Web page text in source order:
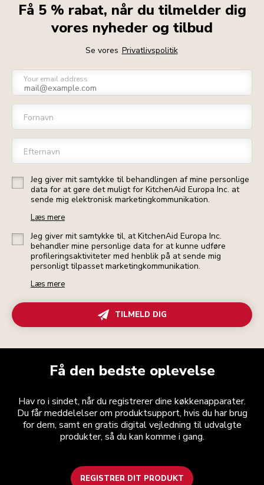
Få 5 % rabat, når du tilmelder dig
vores nyheder og tilbud
Se vores Privatlivspolitik
Your email address
Fornavn
Efternavn
Jeg giver mit samtykke til behandlingen af mine personlige
data for at gøre det muligt for KitchenAid Europa Inc. at
sende mig elektronisk marketingkommunikation.
Læs mere
Jeg giver mit samtykke til, at KitchenAid Europa Inc.
behandler mine personlige data for at kunne udføre
profileringsaktiviteter med henblik på at sende mig
personligt tilpasset marketingkommunikation.
Læs mere
TILMELD DIG
Få den bedste oplevelse
Hav ro i sindet, når du registrerer dine køkkenapparater.
Du får meddelelser om produktsupport, hvis du har brug
for dem, samt en gratis digital vejledning til udvalgte
produkter, så du kan komme i gang.
REGISTRER DIT PRODUKT